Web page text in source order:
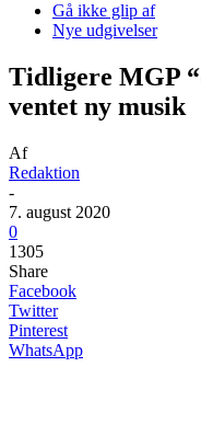
Gå ikke glip af
Nye udgivelser
Tidligere MGP
ventet ny musik
Af
Redaktion
-
7. august 2020
0
1305
Share
Facebook
Twitter
Pinterest
WhatsApp